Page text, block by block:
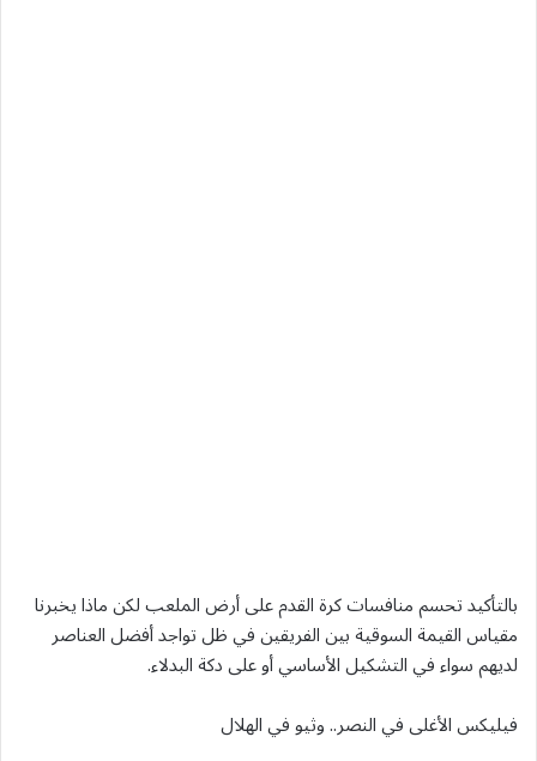
بالتأكيد تحسم منافسات كرة القدم على أرض الملعب لكن ماذا يخبرنا
مقياس القيمة السوقية بين الفريقين في ظل تواجد أفضل العناصر
لديهم سواء في التشكيل الأساسي أو على دكة البدلاء.
فيليكس الأغلى في النصر.. وثيو في الهلال